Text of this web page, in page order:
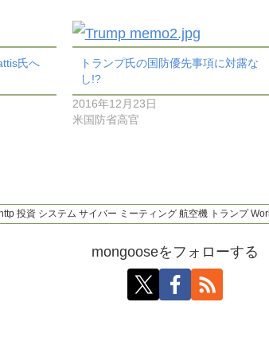
氏へ
トランプ氏の国防優先事項に対露な
し!?
2016年12月23日
米国防省高官
投資 システム サイバー ミーティング 航空機 トランプ
mongooseをフォローする